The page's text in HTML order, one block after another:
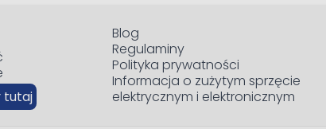
tutaj
Blog
Regulaminy
Polityka prywatności
Informacja o zużytym sprzęcie
elektrycznym i elektronicznym